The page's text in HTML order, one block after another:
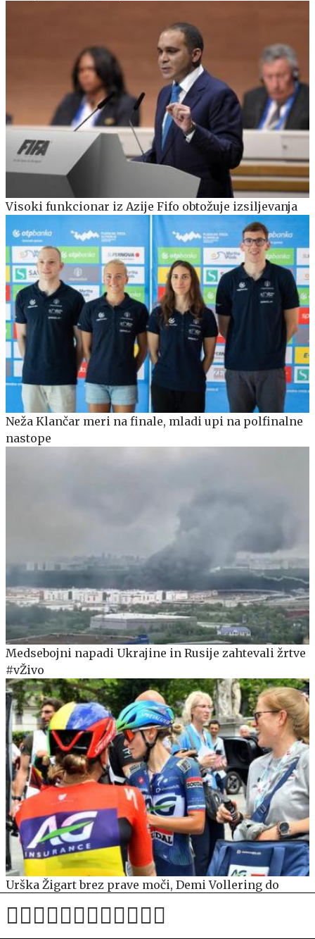
Visoki funkcionar iz Azije Fifo obtožuje izsiljevanja
Neža Klančar meri na finale, mladi upi na polfinalne
nastope
Medsebojni napadi Ukrajine in Rusije zahtevali žrtve
#vŽivo
Urška Žigart brez prave moči, Demi Vollering do